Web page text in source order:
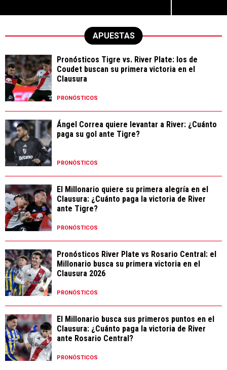
APUESTAS
Pronósticos Tigre vs. River Plate: los de
Coudet buscan su primera victoria en el
Clausura
PRONÓSTICOS
Ángel Correa quiere levantar a River: ¿Cuánto
paga su gol ante Tigre?
PRONÓSTICOS
El Millonario quiere su primera alegría en el
Clausura: ¿Cuánto paga la victoria de River
ante Tigre?
PRONÓSTICOS
Pronósticos River Plate vs Rosario Central: el
Millonario busca su primera victoria en el
Clausura 2026
PRONÓSTICOS
El Millonario busca sus primeros puntos en el
Clausura: ¿Cuánto paga la victoria de River
ante Rosario Central?
PRONÓSTICOS